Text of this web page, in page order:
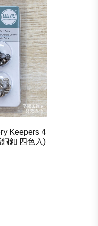
Keepers 4
釦 四色入)